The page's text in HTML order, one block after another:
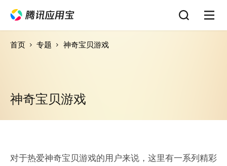
首页 专题 神奇宝贝游戏
神奇宝贝游戏
对于热爱神奇宝贝游戏的用户来说，这里有一系列精彩